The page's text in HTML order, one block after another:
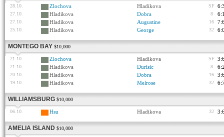
28.10. Zlochova Hladikova SF
27.10. Hladikova Dobra 8
27.10. Hladikova Augustine 16
25.10. Hladikova George 32
MONTEGO BAY $10,000
21.10. Zlochova Hladikova SF
21.10. Hladikova Durisic 8
20.10. Hladikova Dobra 16
19.10. Hladikova Melrose 32
WILLIAMSBURG $10,000
06.10. Hsu Hladikova 32
AMELIA ISLAND $10,000